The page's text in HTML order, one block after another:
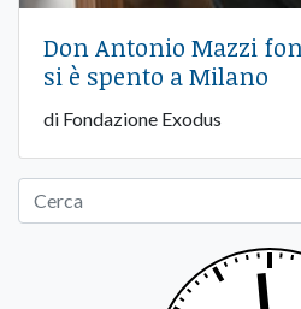
Don Antonio Mazzi
si è spento a Milano
di Fondazione Exodus